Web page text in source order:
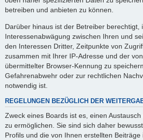
betreiben und anbieten zu können.
Darüber hinaus ist der Betreiber berechtigt,
Interessenabwägung zwischen Ihren und
den Interessen Dritter, Zeitpunkte von
zusammen mit Ihrer IP-Adresse und der
übermittelter Browser-Kennung zu
Gefahrenabwehr oder zur rechtlichen
notwendig ist.
REGELUNGEN BEZÜGLICH DER
Zweck eines Boards ist es, einen
zu ermöglichen. Sie sind sich daher
Profils und die von Ihnen erstellten